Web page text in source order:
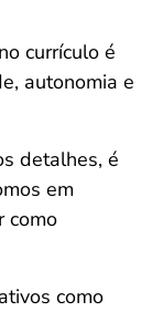
currículo é
autonomia e
detalhes, é
em
como
como